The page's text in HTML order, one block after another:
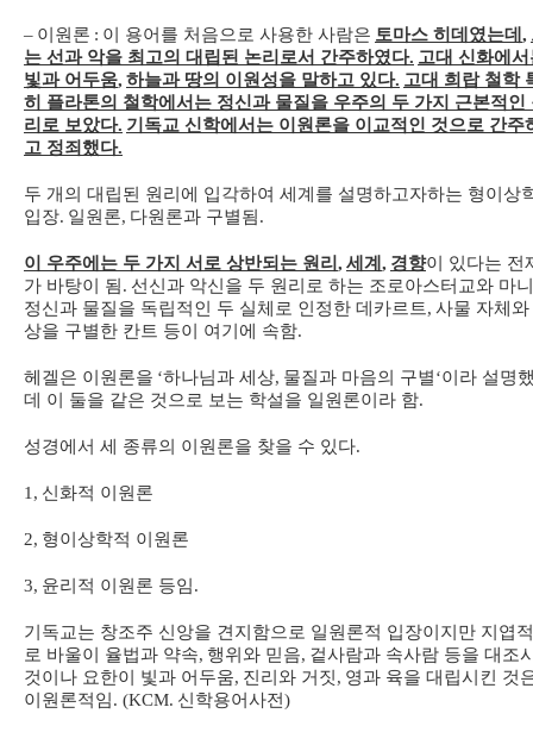
– 이원론 : 이 용어를 처음으로 사용한 사람은 토마스 히데였는데 ,
는 선과 악을 최고의 대립된 논리로서 간주하였다. 고대 신화에서
빛과 어두움, 하늘과 땅의 이원성을 말하고 있다. 고대 희랍 철학
히 플라톤의 철학에서는 정신과 물질을 우주의 두 가지 근본적인
리로 보았다. 기독교 신학에서는 이원론을 이교적인 것으로 간주
고 정죄했다.
두 개의 대립된 원리에 입각하여 세계를 설명하고자하는 형이상
입장. 일원론, 다원론과 구별됨.
이 우주에는 두 가지 서로 상반되는 원리 , 세계 , 경향이 있다는 전
가 바탕이 됨. 선신과 악신을 두 원리로 하는 조로아스터교와 마
정신과 물질을 독립적인 두 실체로 인정한 데카르트, 사물 자체와
상을 구별한 칸트 등이 여기에 속함.
헤겔은 이원론을 ‘하나님과 세상, 물질과 마음의 구별‘이라 설명
데 이 둘을 같은 것으로 보는 학설을 일원론이라 함.
성경에서 세 종류의 이원론을 찾을 수 있다.
1, 신화적 이원론
2, 형이상학적 이원론
3, 윤리적 이원론 등임.
기독교는 창조주 신앙을 견지함으로 일원론적 입장이지만 지엽
로 바울이 율법과 약속, 행위와 믿음, 겉사람과 속사람 등을 대조
것이나 요한이 빛과 어두움, 진리와 거짓, 영과 육을 대립시킨 것
이원론적임. (KCM. 신학용어사전)